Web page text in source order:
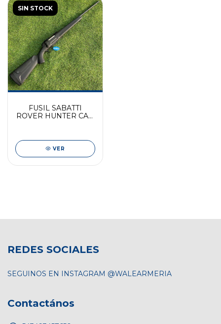
SIN STOCK
FUSIL SABATTI
ROVER HUNTER CAL.
VER
REDES SOCIALES
SEGUINOS EN INSTAGRAM @WALEARMERIA
Contactános